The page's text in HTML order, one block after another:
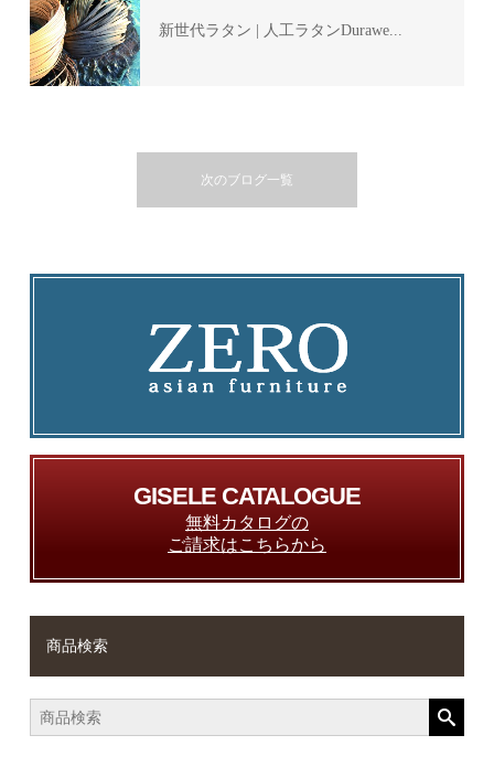
新世代ラタン | 人工ラタンDurawe...
次のブログ一覧
GISELE CATALOGUE
無料カタログの
ご請求はこちらから
商品検索